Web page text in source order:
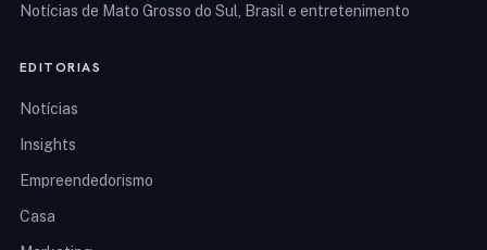
Notícias de Mato Grosso do Sul, Brasil e entretenimento
EDITORIAS
Notícias
Insights
Empreendedorismo
Casa